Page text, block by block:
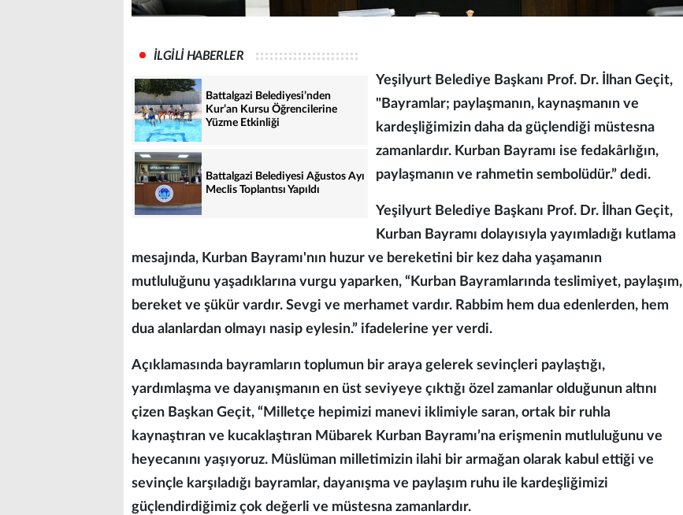
İLGİLİ HABERLER
Battalgazi Belediyesi’nden
Kur’an Kursu Öğrencilerine
Yüzme Etkinliği
Battalgazi Belediyesi Ağustos Ayı
Meclis Toplantısı Yapıldı
Yeşilyurt Belediye Başkanı Prof. Dr. İlhan Geçit,
"Bayramlar; paylaşmanın, kaynaşmanın ve
kardeşliğimizin daha da güçlendiği müstesna
zamanlardır. Kurban Bayramı ise fedakârlığın,
paylaşmanın ve rahmetin sembolüdür.” dedi.
Yeşilyurt Belediye Başkanı Prof. Dr. İlhan Geçit,
Kurban Bayramı dolayısıyla yayımladığı kutlama
mesajında, Kurban Bayramı'nın huzur ve bereketini bir kez daha yaşamanın
mutluluğunu yaşadıklarına vurgu yaparken, “Kurban Bayramlarında teslimiyet, paylaşım,
bereket ve şükür vardır. Sevgi ve merhamet vardır. Rabbim hem dua edenlerden, hem
dua alanlardan olmayı nasip eylesin.” ifadelerine yer verdi.
Açıklamasında bayramların toplumun bir araya gelerek sevinçleri paylaştığı,
yardımlaşma ve dayanışmanın en üst seviyeye çıktığı özel zamanlar olduğunun altını
çizen Başkan Geçit, “Milletçe hepimizi manevi iklimiyle saran, ortak bir ruhla
kaynaştıran ve kucaklaştıran Mübarek Kurban Bayramı’na erişmenin mutluluğunu ve
heyecanını yaşıyoruz. Müslüman milletimizin ilahi bir armağan olarak kabul ettiği ve
sevinçle karşıladığı bayramlar, dayanışma ve paylaşım ruhu ile kardeşliğimizi
güçlendirdiğimiz çok değerli ve müstesna zamanlardır.